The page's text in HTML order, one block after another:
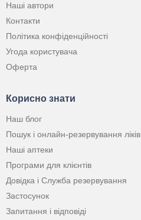
Наші автори
Контакти
Політика конфіденційності
Угода користувача
Оферта
Корисно знати
Наш блог
Пошук і онлайн-резервування ліків
Наші аптеки
Програми для клієнтів
Довідка і Служба резервування
Застосунок
Запитання і відповіді